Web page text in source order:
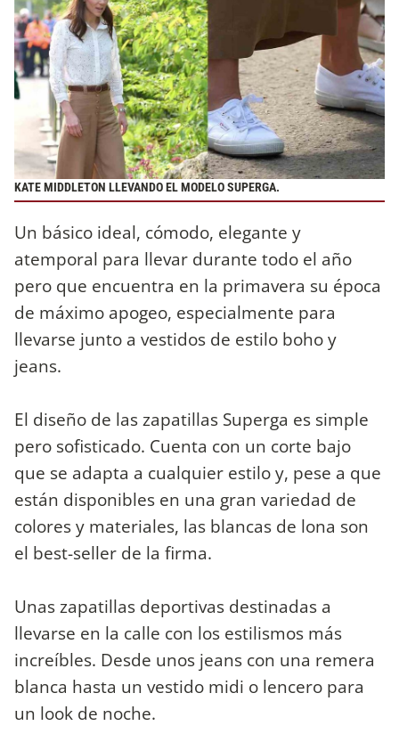
KATE MIDDLETON LLEVANDO EL MODELO SUPERGA.
Un básico ideal, cómodo, elegante y
atemporal para llevar durante todo el año
pero que encuentra en la primavera su época
de máximo apogeo, especialmente para
llevarse junto a vestidos de estilo boho y
jeans.
El diseño de las zapatillas Superga es simple
pero sofisticado. Cuenta con un corte bajo
que se adapta a cualquier estilo y, pese a que
están disponibles en una gran variedad de
colores y materiales, las blancas de lona son
el best-seller de la firma.
Unas zapatillas deportivas destinadas a
llevarse en la calle con los estilismos más
increíbles. Desde unos jeans con una remera
blanca hasta un vestido midi o lencero para
un look de noche.